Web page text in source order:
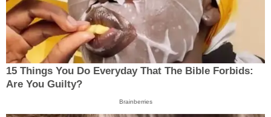
15 Things You Do Everyday That The Bible Forbids:
Are You Guilty?
Brainberries